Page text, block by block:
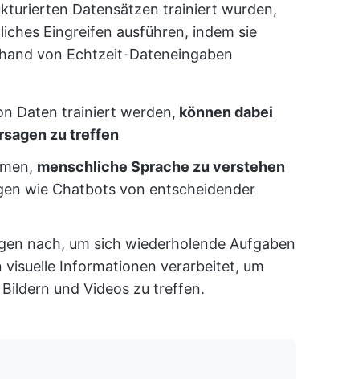
Datensätzen trainiert wurden,
Eingreifen ausführen, indem sie
von Echtzeit-Dateneingaben
Daten trainiert werden, können dabei
zu treffen
menschliche Sprache zu verstehen
wie Chatbots von entscheidender
nach, um sich wiederholende Aufgaben
Informationen verarbeitet, um
und Videos zu treffen.